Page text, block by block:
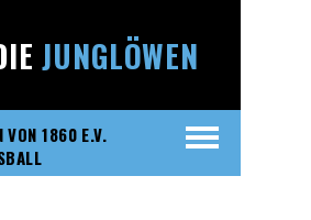
VON 1860 E.V.
JUNGLÖWEN